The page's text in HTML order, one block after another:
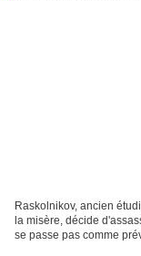
Raskolnikov, ancien
la misère, décide
se passe pas comme